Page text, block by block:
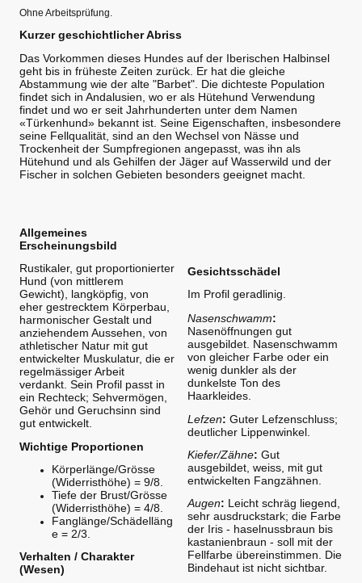
Ohne Arbeitsprüfung.
Kurzer geschichtlicher Abriss
Das Vorkommen dieses Hundes auf der Iberischen Halbinsel
geht bis in früheste Zeiten zurück. Er hat die gleiche
Abstammung wie der alte "Barbet". Die dichteste Population
findet sich in Andalusien, wo er als Hütehund Verwendung
findet und wo er seit Jahrhunderten unter dem Namen
«Türkenhund» bekannt ist. Seine Eigenschaften, insbesondere
seine Fellqualität, sind an den Wechsel von Nässe und
Trockenheit der Sumpfregionen angepasst, was ihn als
Hütehund und als Gehilfen der Jäger auf Wasserwild und der
Fischer in solchen Gebieten besonders geeignet macht.
Allgemeines
Erscheinungsbild
Rustikaler, gut proportionierter
Hund (von mittlerem
Gewicht), langköpfig, von
eher gestrecktem Körperbau,
harmonischer Gestalt und
anziehendem Aussehen, von
athletischer Natur mit gut
entwickelter Muskulatur, die er
regelmässiger Arbeit
verdankt. Sein Profil passt in
ein Rechteck; Sehvermögen,
Gehör und Geruchsinn sind
gut entwickelt.
Wichtige Proportionen
Körperlänge/Grösse
(Widerristhöhe) = 9/8.
Tiefe der Brust/Grösse
(Widerristhöhe) = 4/8.
Fanglänge/Schädelläng
e = 2/3.
Verhalten / Charakter
(Wesen)
Gesichtsschädel
Im Profil geradlinig.
Nasenschwamm:
Nasenöffnungen gut
ausgebildet. Nasenschwamm
von gleicher Farbe oder ein
wenig dunkler als der
dunkelste Ton des
Haarkleides.
Lefzen: Guter Lefzenschluss;
deutlicher Lippenwinkel.
Kiefer/Zähne: Gut
ausgebildet, weiss, mit gut
entwickelten Fangzähnen.
Augen: Leicht schräg liegend,
sehr ausdruckstark; die Farbe
der Iris - haselnussbraun bis
kastanienbraun - soll mit der
Fellfarbe übereinstimmen. Die
Bindehaut ist nicht sichtbar.